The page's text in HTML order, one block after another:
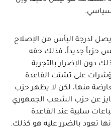
لدرجة اليأس من الإصلاح
حزباً جديداً، فذلك حقه
دون الإضرار بالتجربة
على تشتت القاعدة
منها، لكن لا يظهر حزب
عن حزب الشعب الجمهوري
سلبية عند القاعدة
تعود بالضرر عليه هو كذلك.